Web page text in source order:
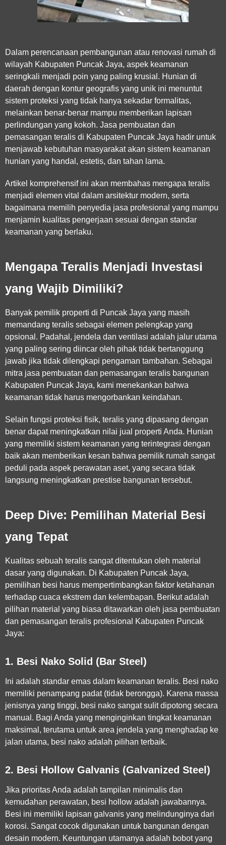
Dalam perencanaan pembangunan atau renovasi rumah di
wilayah Kabupaten Puncak Jaya, aspek keamanan
seringkali menjadi poin yang paling krusial. Hunian di
daerah dengan kontur geografis yang unik ini menuntut
sistem proteksi yang tidak hanya sekadar formalitas,
melainkan benar-benar mampu memberikan lapisan
perlindungan yang kokoh. Jasa pembuatan dan
pemasangan teralis di Kabupaten Puncak Jaya hadir untuk
menjawab kebutuhan masyarakat akan sistem keamanan
hunian yang handal, estetis, dan tahan lama.
Artikel komprehensif ini akan membahas mengapa teralis
menjadi elemen vital dalam arsitektur modern, serta
bagaimana memilih penyedia jasa profesional yang mampu
menjamin kualitas pengerjaan sesuai dengan standar
keamanan yang berlaku.
Mengapa Teralis Menjadi Investasi
yang Wajib Dimiliki?
Banyak pemilik properti di Puncak Jaya yang masih
memandang teralis sebagai elemen pelengkap yang
opsional. Padahal, jendela dan ventilasi adalah jalur utama
yang paling sering diincar oleh pihak tidak bertanggung
jawab jika tidak dilengkapi pengaman tambahan. Sebagai
mitra jasa pembuatan dan pemasangan teralis bangunan
Kabupaten Puncak Jaya, kami menekankan bahwa
keamanan tidak harus mengorbankan keindahan.
Selain fungsi proteksi fisik, teralis yang dipasang dengan
benar dapat meningkatkan nilai jual properti Anda. Hunian
yang memiliki sistem keamanan yang terintegrasi dengan
baik akan memberikan kesan bahwa pemilik rumah sangat
peduli pada aspek perawatan aset, yang secara tidak
langsung meningkatkan prestise bangunan tersebut.
Deep Dive: Pemilihan Material Besi
yang Tepat
Kualitas sebuah teralis sangat ditentukan oleh material
dasar yang digunakan. Di Kabupaten Puncak Jaya,
pemilihan besi harus mempertimbangkan faktor ketahanan
terhadap cuaca ekstrem dan kelembapan. Berikut adalah
pilihan material yang biasa ditawarkan oleh jasa pembuatan
dan pemasangan teralis profesional Kabupaten Puncak
Jaya:
1. Besi Nako Solid (Bar Steel)
Ini adalah standar emas dalam keamanan teralis. Besi nako
memiliki penampang padat (tidak berongga). Karena massa
jenisnya yang tinggi, besi nako sangat sulit dipotong secara
manual. Bagi Anda yang menginginkan tingkat keamanan
maksimal, terutama untuk area jendela yang menghadap ke
jalan utama, besi nako adalah pilihan terbaik.
2. Besi Hollow Galvanis (Galvanized Steel)
Jika prioritas Anda adalah tampilan minimalis dan
kemudahan perawatan, besi hollow adalah jawabannya.
Besi ini memiliki lapisan galvanis yang melindunginya dari
korosi. Sangat cocok digunakan untuk bangunan dengan
desain modern. Keuntungan utamanya adalah bobot yang